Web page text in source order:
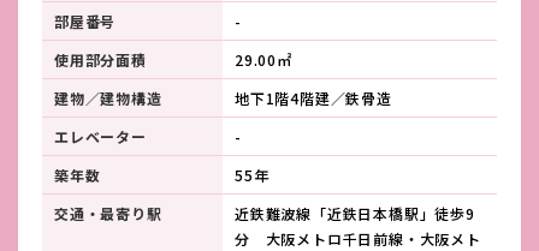
部屋番号
-
使用部分面積
29.00㎡
建物／建物構造
地下1階4階建／鉄骨造
エレベーター
-
築年数
55年
交通・最寄り駅
近鉄難波線「近鉄日本橋駅」徒歩9
分 大阪メトロ千日前線・大阪メト